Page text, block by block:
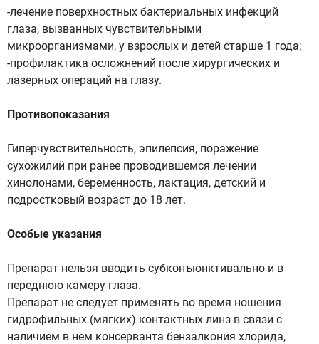
-лечение поверхностных бактериальных инфекций
глаза, вызванных чувствительными
микроорганизмами, у взрослых и детей старше 1 года;
-профилактика осложнений после хирургических и
лазерных операций на глазу.
Противопоказания
Гиперчувствительность, эпилепсия, поражение
сухожилий при ранее проводившемся лечении
хинолонами, беременность, лактация, детский и
подростковый возраст до 18 лет.
Особые указания
Препарат нельзя вводить субконъюнктивально и в
переднюю камеру глаза.
Препарат не следует применять во время ношения
гидрофильных (мягких) контактных линз в связи с
наличием в нем консерванта бензалкония хлорида,